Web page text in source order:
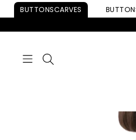
Skip to
BUTTONSCARVES